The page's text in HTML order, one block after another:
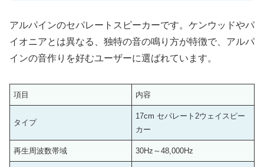
アルパインのセパレートスピーカーです。ケンウッドやパ
イオニアとは異なる、独特の音の鳴り方が特徴で、アルパ
インの音作りを好むユーザーに選ばれています。
項目 内容
タイプ
17cm セパレート2ウェイスピー
カー
再生周波数帯域 30Hz～48,000Hz